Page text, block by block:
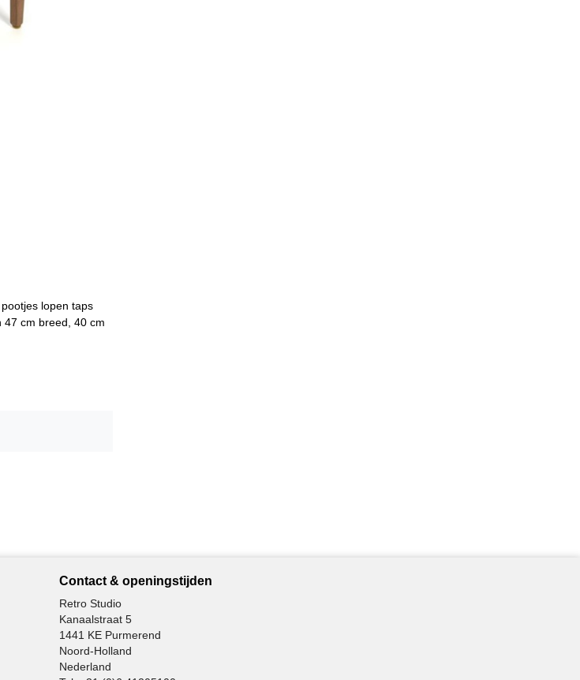
lopen taps
47 cm breed, 40 cm
Contact & openingstijden
Retro Studio
Kanaalstraat 5
1441 KE Purmerend
Noord-Holland
Nederland